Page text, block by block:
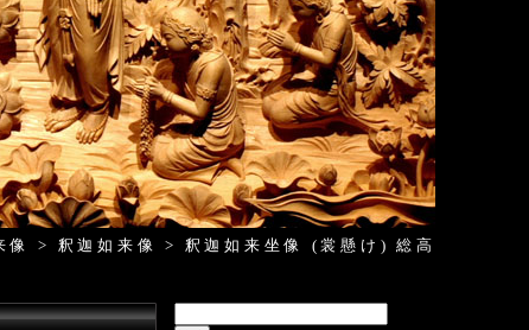
像 > 釈迦如来像 > 釈迦如来坐像 (裳懸け) 総高